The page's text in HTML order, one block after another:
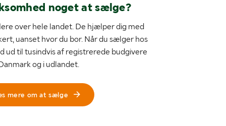
noget at sælge?
over hele landet. De hjælper dig med
uanset hvor du bor. Når du sælger hos
ud til tusindvis af registrerede budgivere
og i udlandet.
mere om at sælge